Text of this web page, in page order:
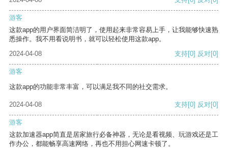
游客
这款app的用户界面简洁明了，使用起来非常容易上手，让我能够快速熟
悉操作。我不用看说明书，就可以轻松使用这款app。
2024-04-08
支持[0] 反对[0]
游客
这款app的功能非常丰富，可以满足我不同的社交需求。
2024-04-08 支持[0] 反对[0]
游客
这款加速器app简直是居家旅行必备神器，无论是看视频、玩游戏还是工
作办公，都能畅享高速网络，再也不用担心网速卡顿了。